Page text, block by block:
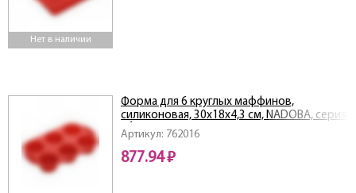
Нет в наличии
Артикул: 762016
Форма для 6 круглых маффинов,
силиконовая, 30x18x4,3 см, NADOBA, серия
MÍLA
877.94 ₽